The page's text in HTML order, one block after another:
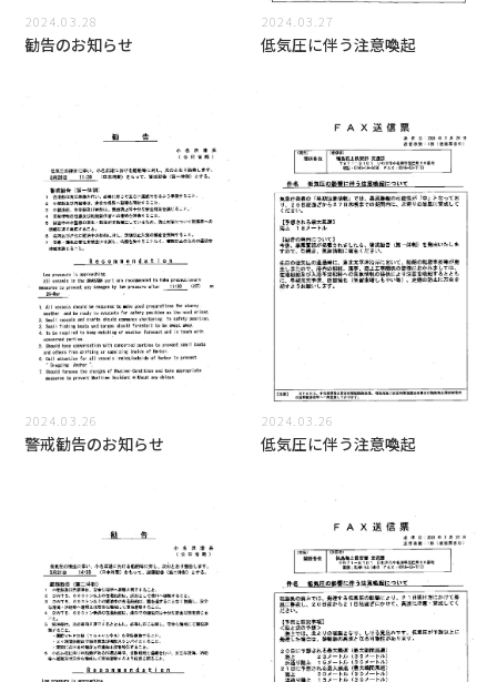
2024.03.28
勧告のお知らせ
2024.03.27
低気圧に伴う注意喚起
2024.03.26
警戒勧告のお知らせ
2024.03.26
低気圧に伴う注意喚起